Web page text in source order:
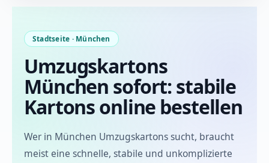
Stadtseite · München
Umzugskartons
München sofort: stabile
Kartons online bestellen
Wer in München Umzugskartons sucht, braucht
meist eine schnelle, stabile und unkomplizierte